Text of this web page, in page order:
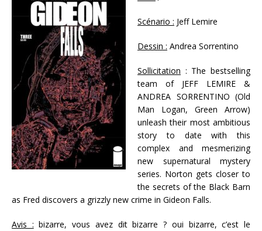
Scénario : Jeff Lemire
Dessin : Andrea Sorrentino
Sollicitation : The bestselling
team of JEFF LEMIRE &
ANDREA SORRENTINO (Old
Man Logan, Green Arrow)
unleash their most ambitious
story to date with this
complex and mesmerizing
new supernatural mystery
series. Norton gets closer to
the secrets of the Black Barn
as Fred discovers a grizzly new crime in Gideon Falls.
Avis : bizarre, vous avez dit bizarre ? oui bizarre, c’est le